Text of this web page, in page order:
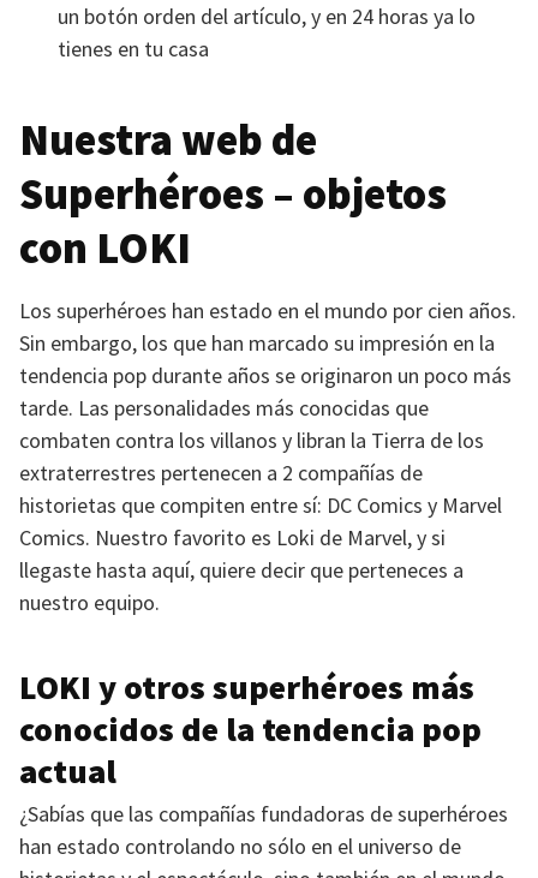
un botón orden del artículo, y en 24 horas ya lo
tienes en tu casa
Nuestra web de
Superhéroes – objetos
con LOKI
Los superhéroes han estado en el mundo por cien años.
Sin embargo, los que han marcado su impresión en la
tendencia pop durante años se originaron un poco más
tarde. Las personalidades más conocidas que
combaten contra los villanos y libran la Tierra de los
extraterrestres pertenecen a 2 compañías de
historietas que compiten entre sí: DC Comics y Marvel
Comics. Nuestro favorito es Loki de Marvel, y si
llegaste hasta aquí, quiere decir que perteneces a
nuestro equipo.
LOKI y otros superhéroes más
conocidos de la tendencia pop
actual
¿Sabías que las compañías fundadoras de superhéroes
han estado controlando no sólo en el universo de